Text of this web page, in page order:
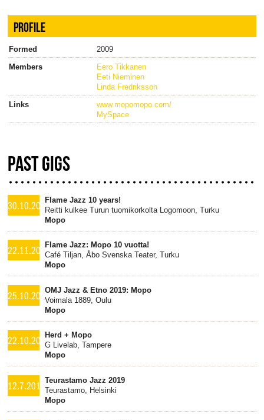
PROFILE
Formed
2009
Members
Eero Tikkanen
Eeti Nieminen
Linda Fredriksson
Links
www.mopomopo.com/
MySpace
PAST GIGS
30.10.2021Flame Jazz 10 years!
Reitti kulkee Turun tuomikorkolta Logomoon, Turku
Mopo
22.11.2019Flame Jazz: Mopo 10 vuotta!
Café Tiljan, Åbo Svenska Teater, Turku
Mopo
25.10.2019OMJ Jazz & Etno 2019: Mopo
Voimala 1889, Oulu
Mopo
22.10.2019Herd + Mopo
G Livelab, Tampere
Mopo
12.7.2019Teurastamo Jazz 2019
Teurastamo, Helsinki
Mopo